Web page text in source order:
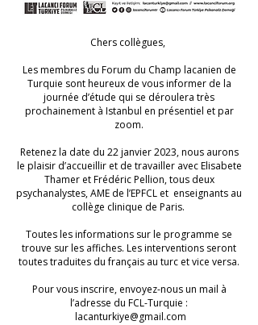
Chers collègues,
Les membres du Forum du Champ lacanien de
Turquie sont heureux de vous informer de la
journée d’étude qui se déroulera très
prochainement à Istanbul en présentiel et par
zoom.
Retenez la date du 22 janvier 2023, nous aurons
le plaisir d’accueillir et de travailler avec Elisabete
Thamer et Frédéric Pellion, tous deux
psychanalystes, AME de l’EPFCL et enseignants au
collège clinique de Paris.
Toutes les informations sur le programme se
trouve sur les affiches. Les interventions seront
toutes traduites du français au turc et vice versa.
Pour vous inscrire, envoyez-nous un mail à
l’adresse du FCL-Turquie :
lacanturkiye@gmail.com